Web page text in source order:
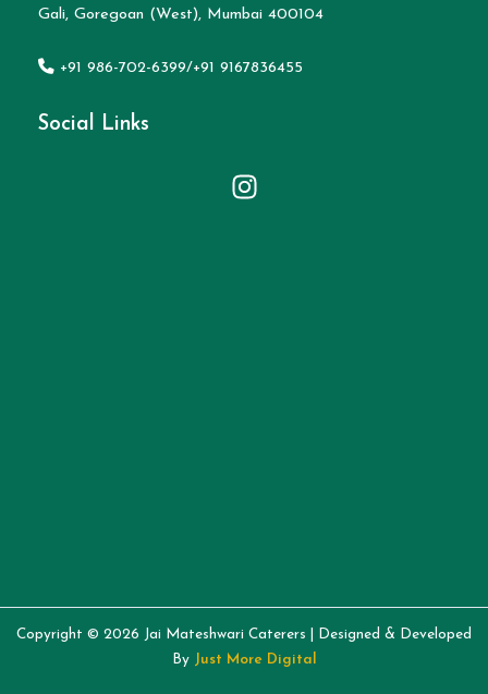
Gali, Goregoan (West), Mumbai 400104
+91 986-702-6399/+91 9167836455
Social Links
Copyright © 2026 Jai Mateshwari Caterers | Designed & Developed
By Just More Digital